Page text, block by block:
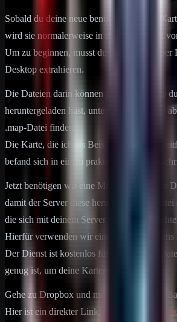
Sobald du deine neue benutzerdefinierte
wird sie normalerweise in einer .zip-Datei
Um zu beginnen, musst du den Inhalt dieser
Desktop extrahieren.
Die Dateien darin können je nachdem, wo
heruntergeladen hast, unterschiedlich sein,
.map-Datei finden.
Die Karte, die ich als Beispiel in diesem
befand sich in einem praktischerweise
Jetzt benötigen wir eine Möglichkeit, diese
damit der Server diese herunterladbare Datei
die sich mit deinem Server verbinden
Hierfür verwenden wir einen Dienst
Der Dienst ist kostenlos für bis zu 2 GB
genug ist, um deine Kartendatei zu hosten.
Gehe zu Dropbox und melde dich für den
Hier ist ein direkter Link:
https://